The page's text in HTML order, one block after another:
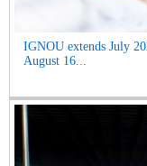
IGNOU extends July
August 16...